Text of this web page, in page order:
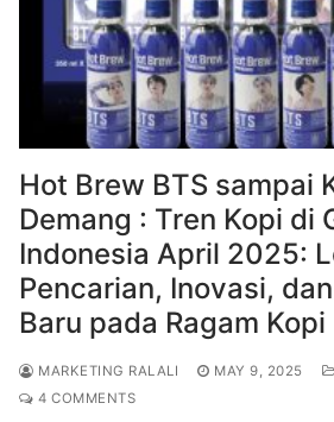
Hot Brew BTS sampai
Demang : Tren Kopi di
Indonesia April 2025:
Pencarian, Inovasi,
Baru pada Ragam Kopi
MARKETING RALALI MAY 9, 2025
4 COMMENTS